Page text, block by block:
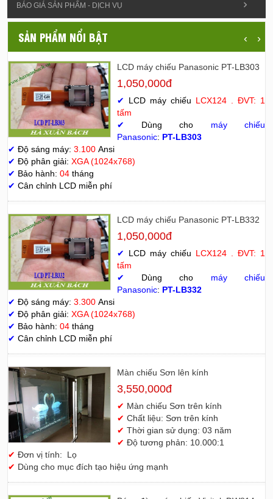
BÁO GIÁ SẢN PHẨM - DỊCH VỤ
SẢN PHẨM NỔI BẬT ‹ ›
LCD máy chiếu Panasonic PT-LB303
1,050,000đ
✔ LCD máy chiếu LCX124 . ĐVT: 1
tấm
✔
Dùng cho máy chiếu
Panasonic: PT-LB303
✔ Độ sáng máy: 3.100 Ansi
✔ Độ phân giải: XGA (1024x768)
✔ Bảo hành: 04 tháng
✔ Cân chỉnh LCD miễn phí
LCD máy chiếu Panasonic PT-LB332
1,050,000đ
✔ LCD máy chiếu LCX124 . ĐVT: 1
tấm
✔
Dùng cho máy chiếu
Panasonic: PT-LB332
✔ Độ sáng máy: 3.300 Ansi
✔ Độ phân giải: XGA (1024x768)
✔ Bảo hành: 04 tháng
✔ Cân chỉnh LCD miễn phí
Màn chiếu Sơn lên kính
3,550,000đ
✔ Màn chiếu Sơn trên kính
✔ Chất liệu: Sơn trên kính
✔ Thời gian sử dụng: 03 năm
✔ Độ tương phản: 10.000:1
✔ Đơn vị tính: Lọ
✔ Dùng cho mục đích tạo hiệu ứng mạnh